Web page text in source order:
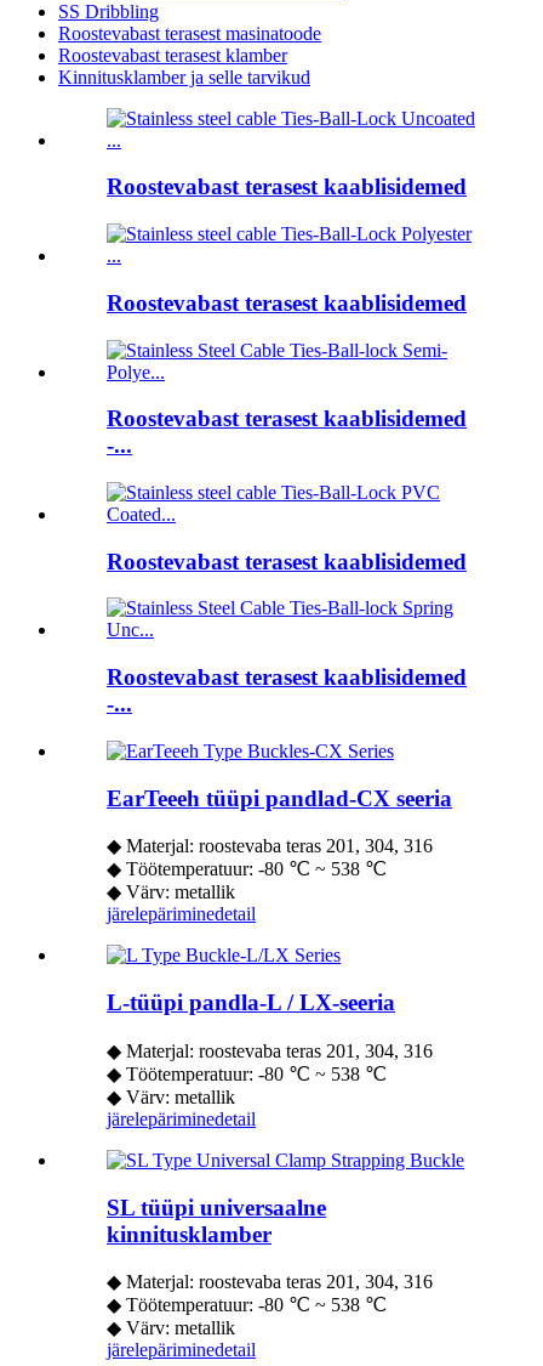
SS Dribbling
Roostevabast terasest masinatoode
Roostevabast terasest klamber
Kinnitusklamber ja selle tarvikud
Roostevabast terasest kaablisidemed
Roostevabast terasest kaablisidemed
Roostevabast terasest kaablisidemed
-...
Roostevabast terasest kaablisidemed
Roostevabast terasest kaablisidemed
-...
EarTeeeh tüüpi pandlad-CX seeria
◆ Materjal: roostevaba teras 201, 304, 316
◆ Töötemperatuur: -80 ℃ ~ 538 ℃
◆ Värv: metallik
järelepäriminedetail
L-tüüpi pandla-L / LX-seeria
◆ Materjal: roostevaba teras 201, 304, 316
◆ Töötemperatuur: -80 ℃ ~ 538 ℃
◆ Värv: metallik
järelepäriminedetail
SL tüüpi universaalne
kinnitusklamber
◆ Materjal: roostevaba teras 201, 304, 316
◆ Töötemperatuur: -80 ℃ ~ 538 ℃
◆ Värv: metallik
järelepäriminedetail